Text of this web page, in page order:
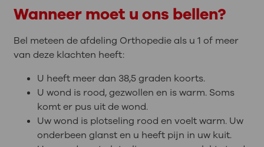
Wanneer moet u ons bellen?
Bel meteen de afdeling Orthopedie als u 1 of meer
van deze klachten heeft:
U heeft meer dan 38,5 graden koorts.
U wond is rood, gezwollen en is warm. Soms
komt er pus uit de wond.
Uw wond is plotseling rood en voelt warm. Uw
onderbeen glanst en u heeft pijn in uw kuit.